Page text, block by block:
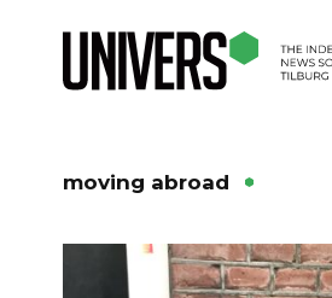
moving abroad